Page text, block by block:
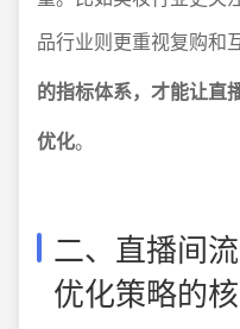
品行业则更重视复购和
的指标体系，才能让直
优化。
二、直播间
优化策略的